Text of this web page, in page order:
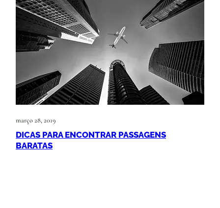
março 28, 2019
DICAS PARA ENCONTRAR PASSAGENS
BARATAS